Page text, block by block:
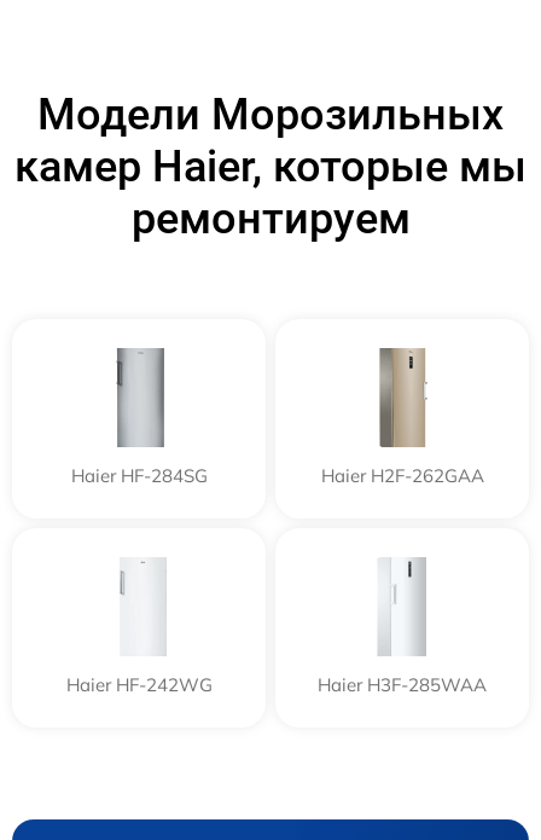
Модели Морозильных
камер Haier, которые мы
ремонтируем
Haier HF-284SG Haier H2F-262GAA
Haier HF-242WG Haier H3F-285WAA